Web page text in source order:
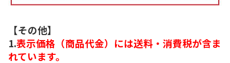
【その他】
1.表示価格（商品代金）には送料・消費税が含ま
れています。